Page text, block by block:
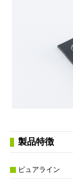
製品特徴
ピュアライン